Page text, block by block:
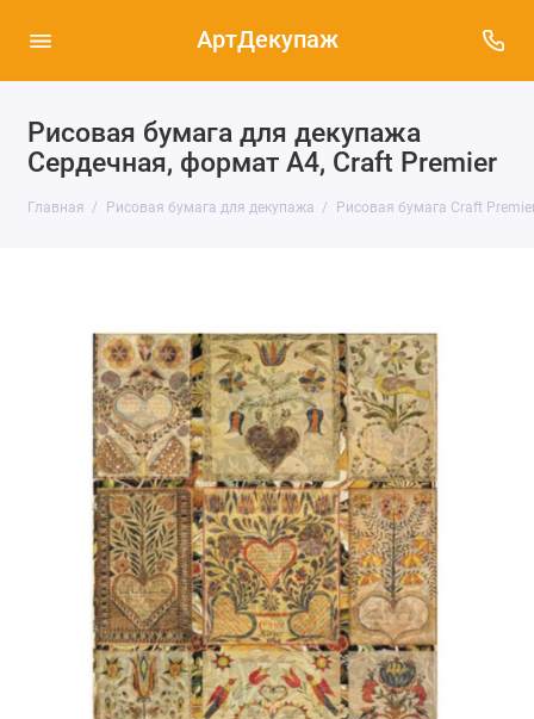
АртДекупаж
Рисовая бумага для декупажа
Сердечная, формат А4, Craft Premier
Главная Рисовая бумага для декупажа Рисовая бумага Craft